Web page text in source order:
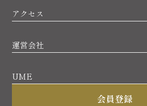
アクセス
運営会社
UME
会員登録